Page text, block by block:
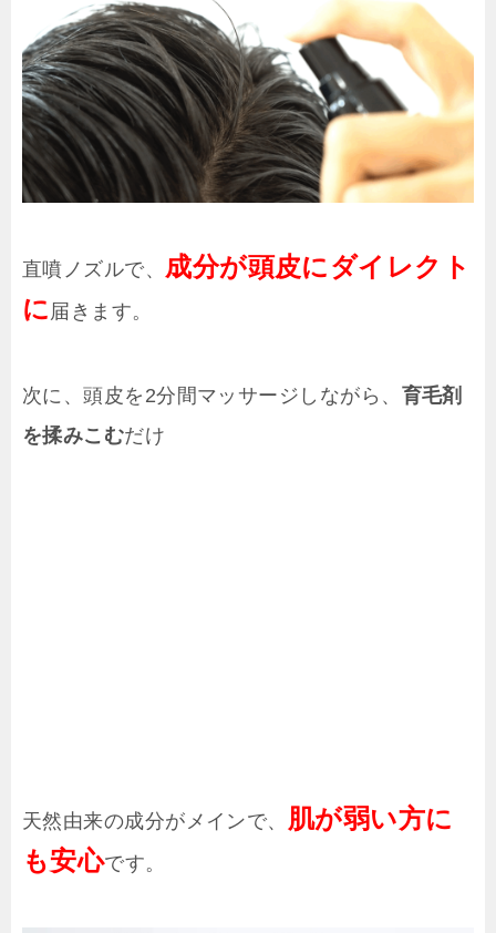
直噴ノズルで、 成分が頭皮にダイレクト
に 届きます。
次に、頭皮を2分間マッサージしながら、 育毛剤
を揉みこむだけ
天然由来の成分がメインで、
肌が弱い方に
も安心です。